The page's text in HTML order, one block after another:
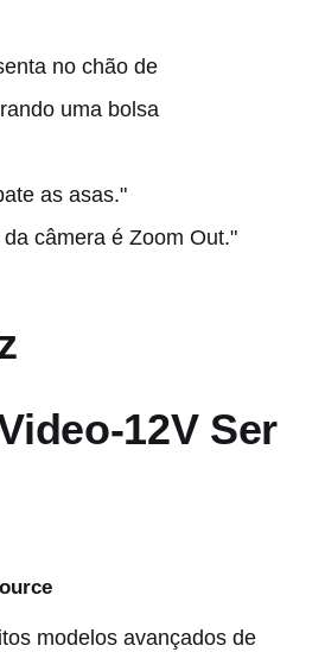
no chão de
uma bolsa
as asas."
câmera é Zoom Out."
12V Ser
modelos avançados de